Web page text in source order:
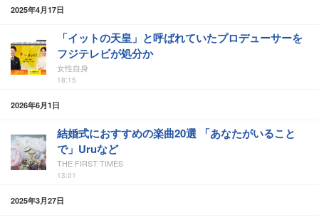
2025年4月17日
「イットの天皇」と呼ばれていたプロデューサーを
フジテレビが処分か
女性自身
18:15
2026年6月1日
結婚式におすすめの楽曲20選 「あなたがいること
で」Uruなど
THE FIRST TIMES
13:01
2025年3月27日